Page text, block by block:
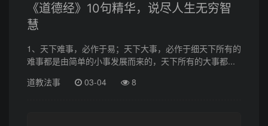
《道德经》10句精华，说尽人生无穷智
慧
1、天下难事，必作于易；天下大事，必作于细天下所有的
难事都是由简单的小事发展而来的，天下所有的大事都...
道教法事
03-04 8